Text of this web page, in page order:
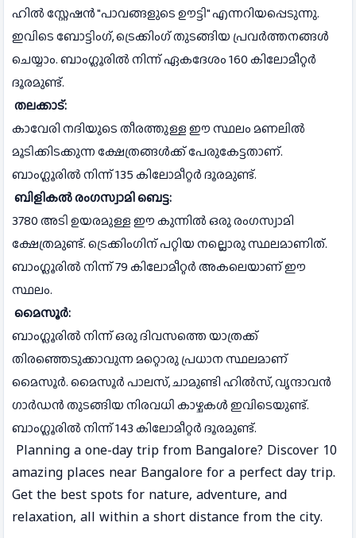
ഹിൽ സ്റ്റേഷൻ "പാവങ്ങളുടെ ഊട്ടി" എന്നറിയപ്പെടുന്നു.
ഇവിടെ ബോട്ടിംഗ്, ട്രെക്കിംഗ് തുടങ്ങിയ പ്രവർത്തനങ്ങൾ
ചെയ്യാം. ബാംഗ്ലൂരിൽ നിന്ന് ഏകദേശം 160 കിലോമീറ്റർ
ദൂരമുണ്ട്.
തലക്കാട്:
കാവേരി നദിയുടെ തീരത്തുള്ള ഈ സ്ഥലം മണലിൽ
മൂടിക്കിടക്കുന്ന ക്ഷേത്രങ്ങൾക്ക് പേരുകേട്ടതാണ്.
ബാംഗ്ലൂരിൽ നിന്ന് 135 കിലോമീറ്റർ ദൂരമുണ്ട്.
ബിളികൽ രംഗസ്വാമി ബെട്ട:
3780 അടി ഉയരമുള്ള ഈ കുന്നിൽ ഒരു രംഗസ്വാമി
ക്ഷേത്രമുണ്ട്. ട്രെക്കിംഗിന് പറ്റിയ നല്ലൊരു സ്ഥലമാണിത്.
ബാംഗ്ലൂരിൽ നിന്ന് 79 കിലോമീറ്റർ അകലെയാണ് ഈ
സ്ഥലം.
മൈസൂർ:
ബാംഗ്ലൂരിൽ നിന്ന് ഒരു ദിവസത്തെ യാത്രക്ക്
തിരഞ്ഞെടുക്കാവുന്ന മറ്റൊരു പ്രധാന സ്ഥലമാണ്
മൈസൂർ. മൈസൂർ പാലസ്, ചാമുണ്ടി ഹിൽസ്, വൃന്ദാവൻ
ഗാർഡൻ തുടങ്ങിയ നിരവധി കാഴ്ചകൾ ഇവിടെയുണ്ട്.
ബാംഗ്ലൂരിൽ നിന്ന് 143 കിലോമീറ്റർ ദൂരമുണ്ട്.
Planning a one-day trip from Bangalore? Discover 10
amazing places near Bangalore for a perfect day trip.
Get the best spots for nature, adventure, and
relaxation, all within a short distance from the city.